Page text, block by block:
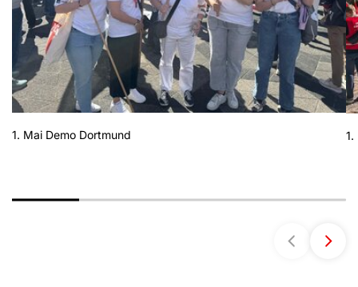
1. Mai Demo Dortmund 1.